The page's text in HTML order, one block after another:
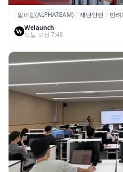
알파팀, ‘반려동물과 보
세미나’ 개최
알파팀(ALPHATEAM) 재난안전
반려
Welaunch
오늘 오전 7:48